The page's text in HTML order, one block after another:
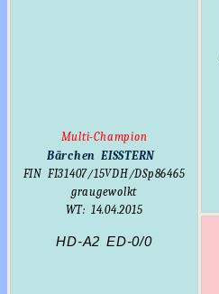
Multi-Champion
Bärchen EISSTERN
FIN FI31407/15VDH/DSp86465
graugewolkt
WT: 14.04.2015
HD-A2 ED-0/0